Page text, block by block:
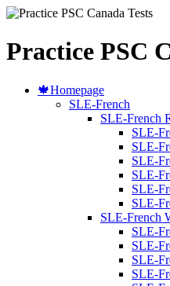
Practice PSC
🍁Homepage
SLE-French
SLE-French
SLE-
SLE-
SLE-
SLE-
SLE-
SLE-
SLE-French
SLE-
SLE-
SLE-
SLE-